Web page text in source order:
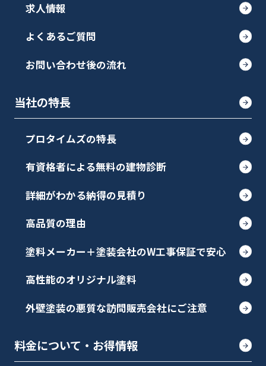
求人情報
よくあるご質問
お問い合わせ後の流れ
当社の特長
プロタイムズの特長
有資格者による無料の建物診断
詳細がわかる納得の見積り
高品質の理由
塗料メーカー＋塗装会社のW工事保証で安心
高性能のオリジナル塗料
外壁塗装の悪質な訪問販売会社にご注意
料金について・お得情報